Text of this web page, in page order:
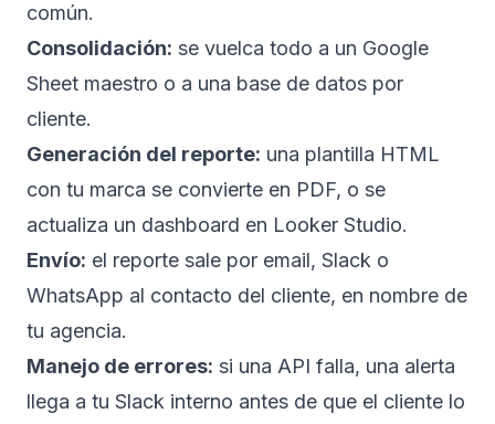
común.
Consolidación: se vuelca todo a un Google
Sheet maestro o a una base de datos por
cliente.
Generación del reporte: una plantilla HTML
con tu marca se convierte en PDF, o se
actualiza un dashboard en Looker Studio.
Envío: el reporte sale por email, Slack o
WhatsApp al contacto del cliente, en nombre de
tu agencia.
Manejo de errores: si una API falla, una alerta
llega a tu Slack interno antes de que el cliente lo